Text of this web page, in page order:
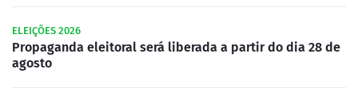
ELEIÇÕES 2026
Propaganda eleitoral será liberada a partir do dia 28 de
agosto